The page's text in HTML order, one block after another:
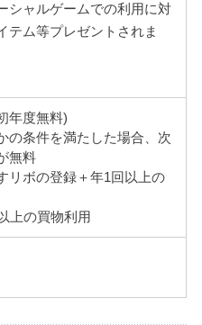
シャルゲームでの利用に対
テム等プレゼントされま
年度無料)
の条件を満たした場合、次
無料
リボの登録＋年1回以上の
上の買物利用